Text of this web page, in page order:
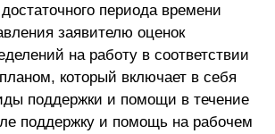
периода времени
заявителю оценок
на работу в соответствии
который включает в себя
поддержки и помощи в течение
поддержку и помощь на рабочем